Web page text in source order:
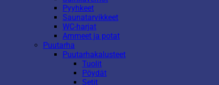
Pyyhkeet
Saunatarvikkeet
WC-harjat
Ammeet ja potat
Puutarha
Puutarhakalusteet
Tuolit
Pöydät
Setit